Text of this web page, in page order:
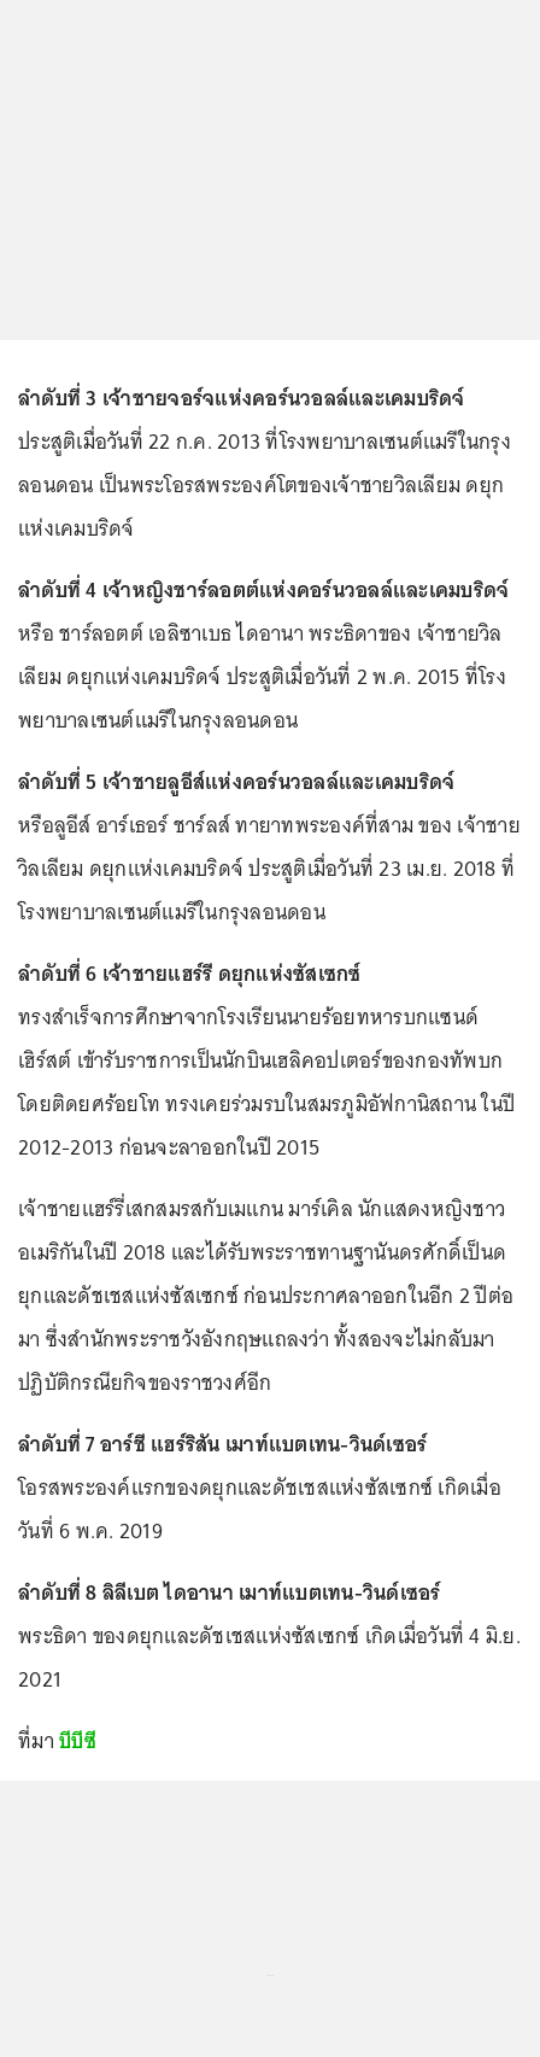
ลำดับที่ 3 เจ้าชายจอร์จแห่งคอร์นวอลล์และเคมบริดจ์
ประสูติเมื่อวันที่ 22 ก.ค. 2013 ที่โรงพยาบาลเซนต์แมรีในกรุง
ลอนดอน เป็นพระโอรสพระองค์โตของเจ้าชายวิลเลียม ดยุก
แห่งเคมบริดจ์
ลำดับที่ 4 เจ้าหญิงชาร์ลอตต์แห่งคอร์นวอลล์และเคมบริดจ์
หรือ ชาร์ลอตต์ เอลิซาเบธ ไดอานา พระธิดาของ เจ้าชายวิล
เลียม ดยุกแห่งเคมบริดจ์ ประสูติเมื่อวันที่ 2 พ.ค. 2015 ที่โรง
พยาบาลเซนต์แมรีในกรุงลอนดอน
ลำดับที่ 5 เจ้าชายลูอีส์แห่งคอร์นวอลล์และเคมบริดจ์
หรือลูอีส์ อาร์เธอร์ ชาร์ลส์ ทายาทพระองค์ที่สาม ของ เจ้าชาย
วิลเลียม ดยุกแห่งเคมบริดจ์ ประสูติเมื่อวันที่ 23 เม.ย. 2018 ที่
โรงพยาบาลเซนต์แมรีในกรุงลอนดอน
ลำดับที่ 6 เจ้าชายแฮร์รี ดยุกแห่งซัสเซกซ์
ทรงสำเร็จการศึกษาจากโรงเรียนนายร้อยทหารบกแซนด์
เฮิร์สต์ เข้ารับราชการเป็นนักบินเฮลิคอปเตอร์ของกองทัพบก
โดยติดยศร้อยโท ทรงเคยร่วมรบในสมรภูมิอัฟกานิสถาน ในปี
2012-2013 ก่อนจะลาออกในปี 2015
เจ้าชายแฮร์รี่เสกสมรสกับเมแกน มาร์เคิล นักแสดงหญิงชาว
อเมริกันในปี 2018 และได้รับพระราชทานฐานันดรศักดิ์เป็นด
ยุกและดัชเชสแห่งซัสเซกซ์ ก่อนประกาศลาออกในอีก 2 ปีต่อ
มา ซึ่งสำนักพระราชวังอังกฤษแถลงว่า ทั้งสองจะไม่กลับมา
ปฏิบัติกรณียกิจของราชวงศ์อีก
ลำดับที่ 7 อาร์ชี แฮร์ริสัน เมาท์แบตเทน-วินด์เซอร์
โอรสพระองค์แรกของดยุกและดัชเชสแห่งซัสเซกซ์ เกิดเมื่อ
วันที่ 6 พ.ค. 2019
ลำดับที่ 8 ลิลีเบต ไดอานา เมาท์แบตเทน-วินด์เซอร์
พระธิดา ของดยุกและดัชเชสแห่งซัสเซกซ์ เกิดเมื่อวันที่ 4 มิ.ย.
2021
ที่มาบีบีซี